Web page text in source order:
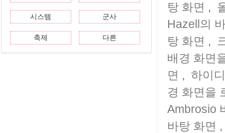
시스템 군사
축제 다른
탕 화면 ,
Hazell의
탕 화면 ,
배경 화면
면 , 하이
경 화면을
Ambrosio
바탕 화면